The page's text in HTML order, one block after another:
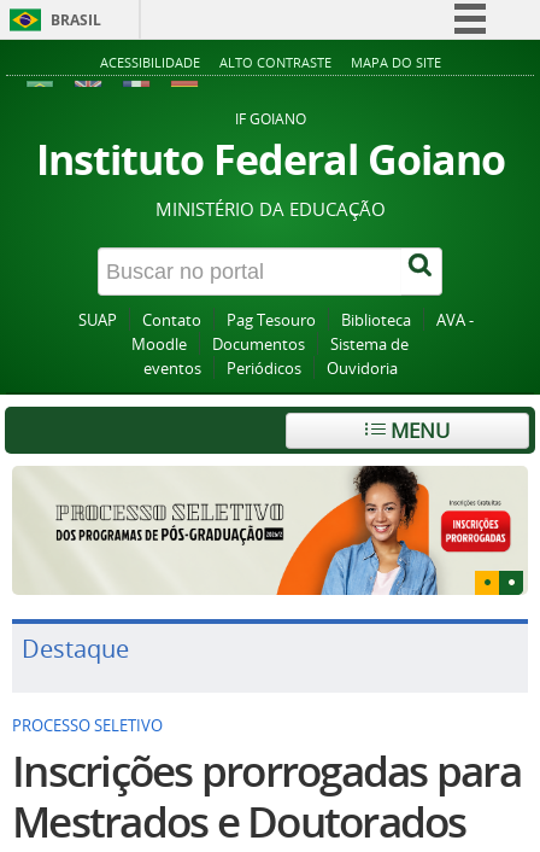
BRASIL
Simplifique!
Acesso à informação
Legislação
Canais
ACESSIBILIDADE ALTO CONTRASTE MAPA DO SITE
IF GOIANO
Instituto Federal Goiano
MINISTÉRIO DA EDUCAÇÃO
SUAP Contato Pag Tesouro Biblioteca
AVA -
Moodle
Documentos
Sistema de
eventos
Periódicos Ouvidoria
MENU
Destaque
PROCESSO SELETIVO
Inscrições prorrogadas para
Mestrados e Doutorados